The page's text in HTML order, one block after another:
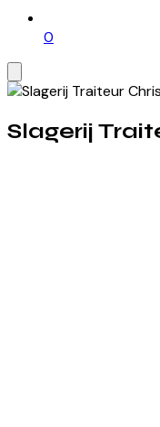
0
Slagerij